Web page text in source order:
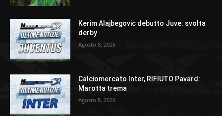
Kerim Alajbegovic debutto Juve: svolta
derby
Agosto 8, 2026
Calciomercato Inter, RIFIUTO Pavard:
Marotta trema
Agosto 8, 2026